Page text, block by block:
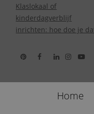
Klaslokaal of
kinderdagverblijf
inrichten: hoe doe je
Home